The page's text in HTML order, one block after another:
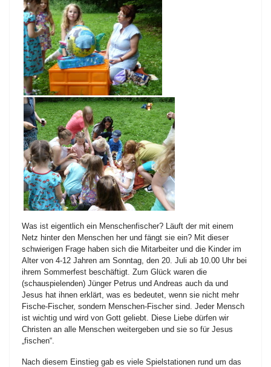
Was ist eigentlich ein Menschenfischer? Läuft der mit einem
Netz hinter den Menschen her und fängt sie ein? Mit dieser
schwierigen Frage haben sich die Mitarbeiter und die Kinder im
Alter von 4-12 Jahren am Sonntag, den 20. Juli ab 10.00 Uhr bei
ihrem Sommerfest beschäftigt. Zum Glück waren die
(schauspielenden) Jünger Petrus und Andreas auch da und
Jesus hat ihnen erklärt, was es bedeutet, wenn sie nicht mehr
Fische-Fischer, sondern Menschen-Fischer sind. Jeder Mensch
ist wichtig und wird von Gott geliebt. Diese Liebe dürfen wir
Christen an alle Menschen weitergeben und sie so für Jesus
„fischen“.
Nach diesem Einstieg gab es viele Spielstationen rund um das